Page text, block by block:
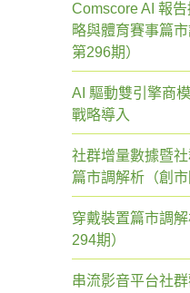
Comscore AI 報
略與體育賽事篇
第296期）
AI 驅動雙引擎商
戰略導入
社群增量數據暨
篇市調解析（創
穿戴裝置篇市調
294期）
串流影音平台社